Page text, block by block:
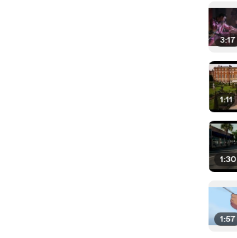
3:17
1:11
1:30
1:57